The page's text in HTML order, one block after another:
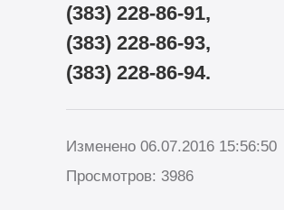
(383) 228-86-91,
(383) 228-86-93,
(383) 228-86-94.
Изменено 06.07.2016 15:56:50
Просмотров: 3986